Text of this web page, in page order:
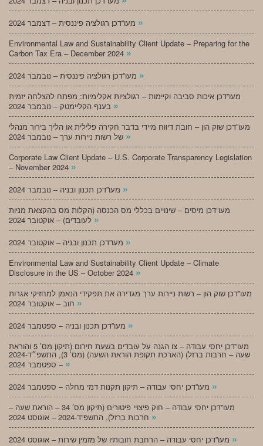
»
Environmental Law and Sustainability Client Update – Preparing for the
Carbon Tax Era – December 2024 »
»
מעו”דכן איכות סביבה וקיימות – רגולציות אקלימיות: מפתח להצלחה יזמית
»
מעו”דכן שוק הון – חובת דיווח מיידי בדבר חקירה פלילית או הליך בירור מנהלי
»
Corporate Law Client Update – U.S. Corporate Transparency Legislation
– November 2024 »
»
מעו”דכן מיסים – שינויים בכללי מס הכנסה (הקלות מס בהקצאת מניות
»
»
Environmental Law and Sustainability Client Update – Climate
Disclosure in the US – October 2024 »
מעו”דכן שוק הון – רשות ניירות ערך מגדירה את תפקידי הנאמן למחזיקי אגרות
»
»
מעו”דכן יחסי עבודה – צו הגנה על עובדים בשעת חירום (תיקון מס’ 5 והוראת
שעה – חרבות ברזל) (הארכת תקופת הוראת השעה) (מס’ 3), התשפ״ד-2024
– ספטמבר 2024 »
»
מעו”דכן יחסי עבודה – חוק פיצויי פיטורים (תיקון מס’ 34 – הוראת שעה –
»
»